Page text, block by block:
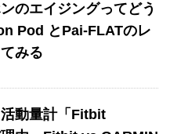
のエイジングってどう
Pod とPai-FLATのレ
みる
動量計「Fitbit